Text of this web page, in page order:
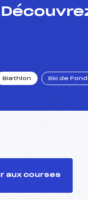
Biathlon Ski de Fond
aux courses